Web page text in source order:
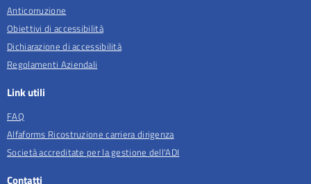
Anticorruzione
Obiettivi di accessibilità
Dichiarazione di accessibilità
Regolamenti Aziendali
Link utili
FAQ
Alfaforms Ricostruzione carriera dirigenza
Società accreditate per la gestione dell'ADI
Contatti